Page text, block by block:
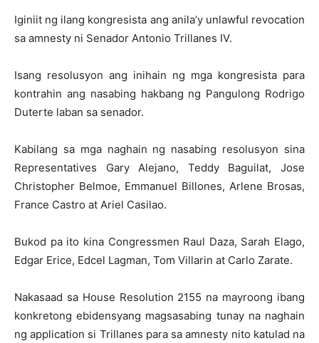
Iginiit ng ilang kongresista ang anila’y unlawful revocation
sa amnesty ni Senador Antonio Trillanes IV.
Isang resolusyon ang inihain ng mga kongresista para
kontrahin ang nasabing hakbang ng Pangulong Rodrigo
Duterte laban sa senador.
Kabilang sa mga naghain ng nasabing resolusyon sina
Representatives Gary Alejano, Teddy Baguilat, Jose
Christopher Belmoe, Emmanuel Billones, Arlene Brosas,
France Castro at Ariel Casilao.
Bukod pa ito kina Congressmen Raul Daza, Sarah Elago,
Edgar Erice, Edcel Lagman, Tom Villarin at Carlo Zarate.
Nakasaad sa House Resolution 2155 na mayroong ibang
konkretong ebidensyang magsasabing tunay na naghain
ng application si Trillanes para sa amnesty nito katulad na